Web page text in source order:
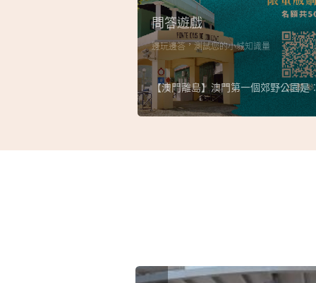
問答遊戲
邊玩邊答，測試您的小城知識量
【澳門離島】澳門第一個郊野公園是